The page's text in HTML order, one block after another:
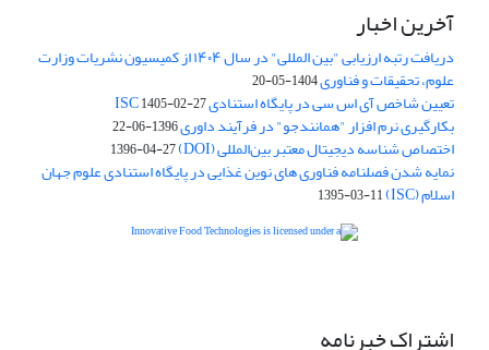
آخرین اخبار
دریافت رتبه ارزیابی "بین المللی" در سال ۱۴۰۴ از کمیسیون نشریات وزارت
علوم، تحقیقات و فناوری1404-05-20
تعیین شاخص آی اس سی در پایگاه استنادی ISC1405-02-27
بکارگیری نرم افزار "همانندجو" در فرآیند داوری1396-06-22
اختصاص شناسه دیجیتال معتبر بین‌المللی (DOI) 1396-04-27
نمایه شدن فصلنامه فناوری های نوین غذایی در پایگاه استنادی علوم جهان
اسلام (ISC) 1395-03-11
اشتراک خبرنامه